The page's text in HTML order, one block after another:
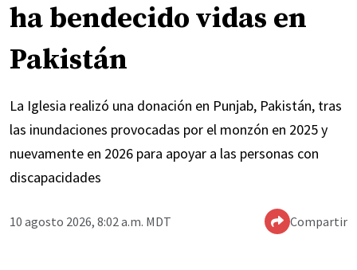
ha bendecido vidas en
Pakistán
La Iglesia realizó una donación en Punjab, Pakistán, tras
las inundaciones provocadas por el monzón en 2025 y
nuevamente en 2026 para apoyar a las personas con
discapacidades
10 agosto 2026, 8:02 a.m. MDT Compartir